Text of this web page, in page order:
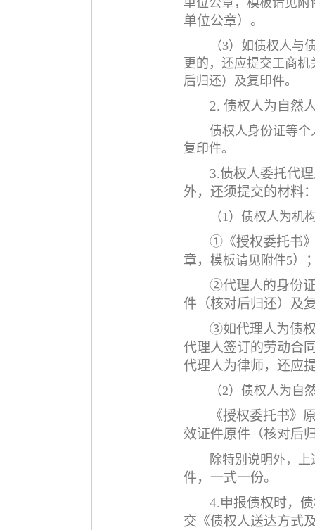
单位公章， 模板请见附
单位公章）。
（3）如债权人与
更的，还应提交工商
后归还）及复印件。
2. 债权人为自然
债权人身份证等
复印件。
3.债权人委托代
外，还须提交的材料
（1）债权人为机
①《授权委托书
章， 模板请见附件5）
②代理人的身份
件（核对后归还）及
③如代理人为债
代理人签订的劳动合
代理人为律师，还应
（2）债权人为自
《授权委托书》
效证件原件（核对后
除特别说明外，上
件，一式一份。
4.申报债权时，
交《债权人送达方式